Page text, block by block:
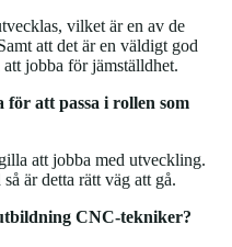
vilket är en av de
att det är en väldigt god
jobba för jämställdhet.
att passa i rollen som
att jobba med utveckling.
är detta rätt väg att gå.
CNC-tekniker?